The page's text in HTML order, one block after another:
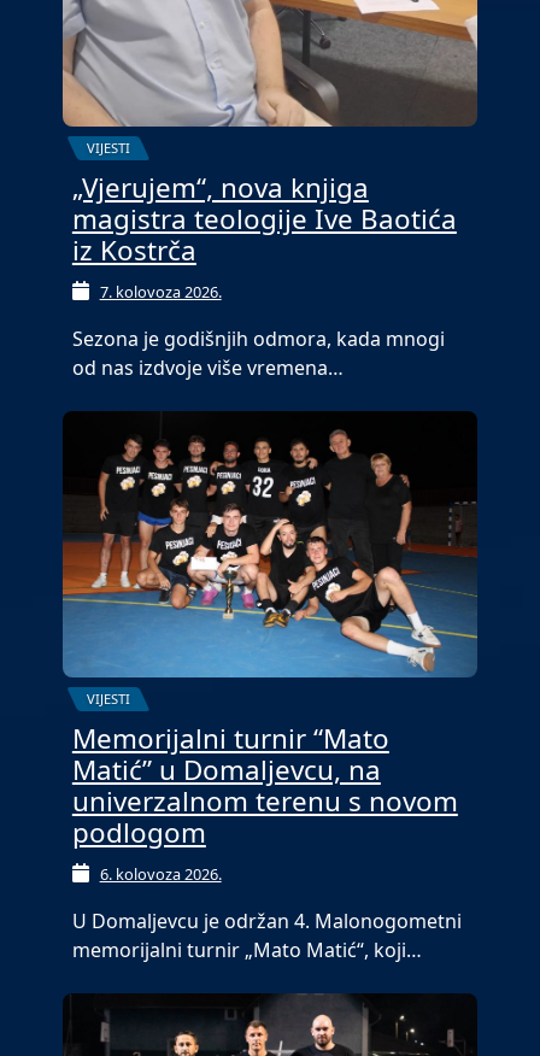
VIJESTI
„Vjerujem“, nova knjiga
magistra teologije Ive Baotića
iz Kostrča
7. kolovoza 2026.
Sezona je godišnjih odmora, kada mnogi
od nas izdvoje više vremena…
VIJESTI
Memorijalni turnir “Mato
Matić” u Domaljevcu, na
univerzalnom terenu s novom
podlogom
6. kolovoza 2026.
U Domaljevcu je održan 4. Malonogometni
memorijalni turnir „Mato Matić“, koji…